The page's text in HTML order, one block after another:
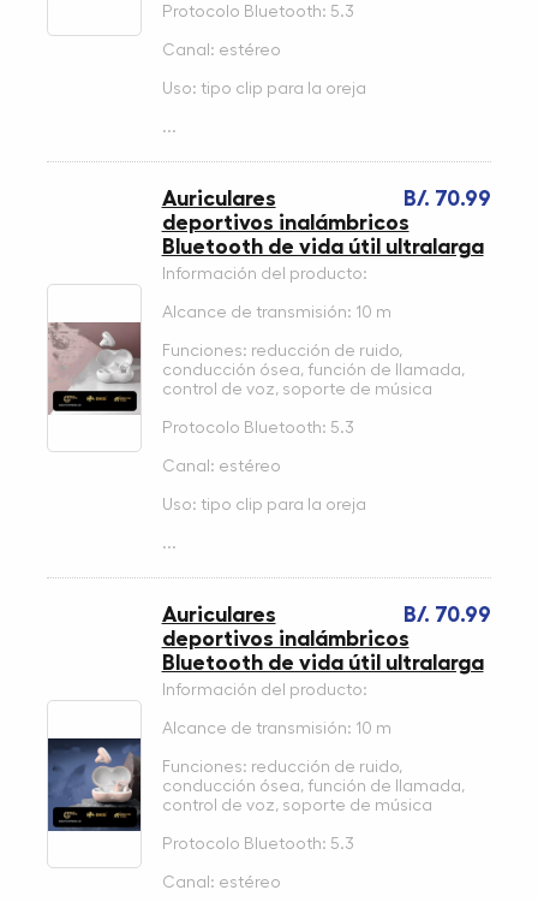
Protocolo Bluetooth: 5.3
Canal: estéreo
Uso: tipo clip para la oreja
...
B/. 70.99
Auriculares
deportivos inalámbricos
Bluetooth de vida útil ultralarga
Información del producto:
Alcance de transmisión: 10 m
Funciones: reducción de ruido,
conducción ósea, función de llamada,
control de voz, soporte de música
Protocolo Bluetooth: 5.3
Canal: estéreo
Uso: tipo clip para la oreja
...
B/. 70.99
Auriculares
deportivos inalámbricos
Bluetooth de vida útil ultralarga
Información del producto:
Alcance de transmisión: 10 m
Funciones: reducción de ruido,
conducción ósea, función de llamada,
control de voz, soporte de música
Protocolo Bluetooth: 5.3
Canal: estéreo